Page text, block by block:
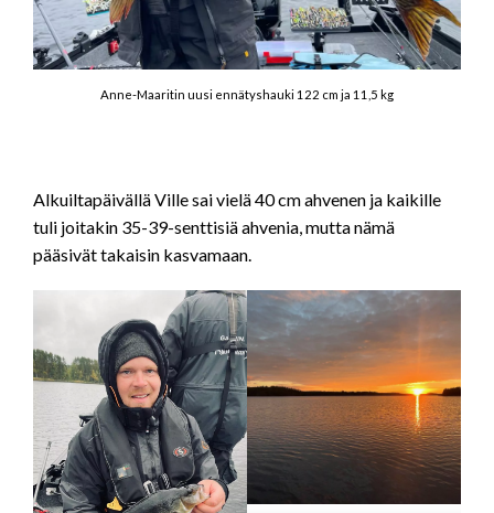
Anne-Maaritin uusi ennätyshauki 122 cm ja 11,5 kg
Alkuiltapäivällä Ville sai vielä 40 cm ahvenen ja kaikille
tuli joitakin 35-39-senttisiä ahvenia, mutta nämä
pääsivät takaisin kasvamaan.